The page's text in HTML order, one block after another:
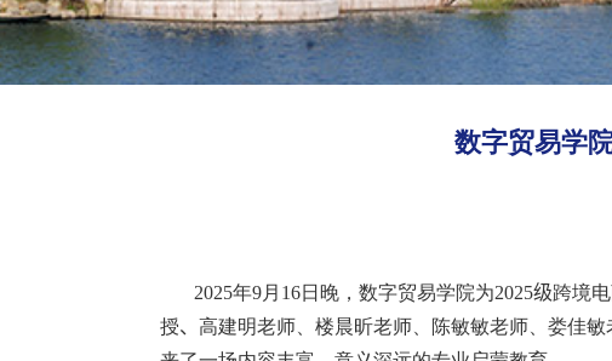
数字贸易学
2025年9月 16日晚，数字贸易学院为2025级跨境
授、 高建明老师、楼晨昕老师、陈敏敏老师、娄佳敏